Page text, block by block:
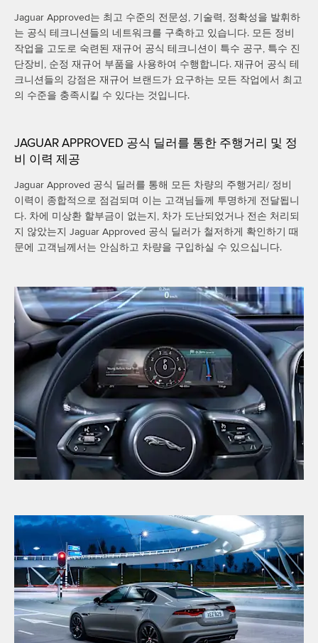
Jaguar Approved는 최고 수준의 전문성, 기술력, 정확성을 발휘하
는 공식 테크니션들의 네트워크를 구축하고 있습니다. 모든 정비
작업을 고도로 숙련된 재규어 공식 테크니션이 특수 공구, 특수 진
단장비, 순정 재규어 부품을 사용하여 수행합니다. 재규어 공식 테
크니션들의 강점은 재규어 브랜드가 요구하는 모든 작업에서 최고
의 수준을 충족시킬 수 있다는 것입니다.
JAGUAR APPROVED 공식 딜러를 통한 주행거리 및 정
비 이력 제공
Jaguar Approved 공식 딜러를 통해 모든 차량의 주행거리/ 정비
이력이 종합적으로 점검되며 이는 고객님들께 투명하게 전달됩니
다. 차에 미상환 할부금이 없는지, 차가 도난되었거나 전손 처리되
지 않았는지 Jaguar Approved 공식 딜러가 철저하게 확인하기 때
문에 고객님께서는 안심하고 차량을 구입하실 수 있으십니다.